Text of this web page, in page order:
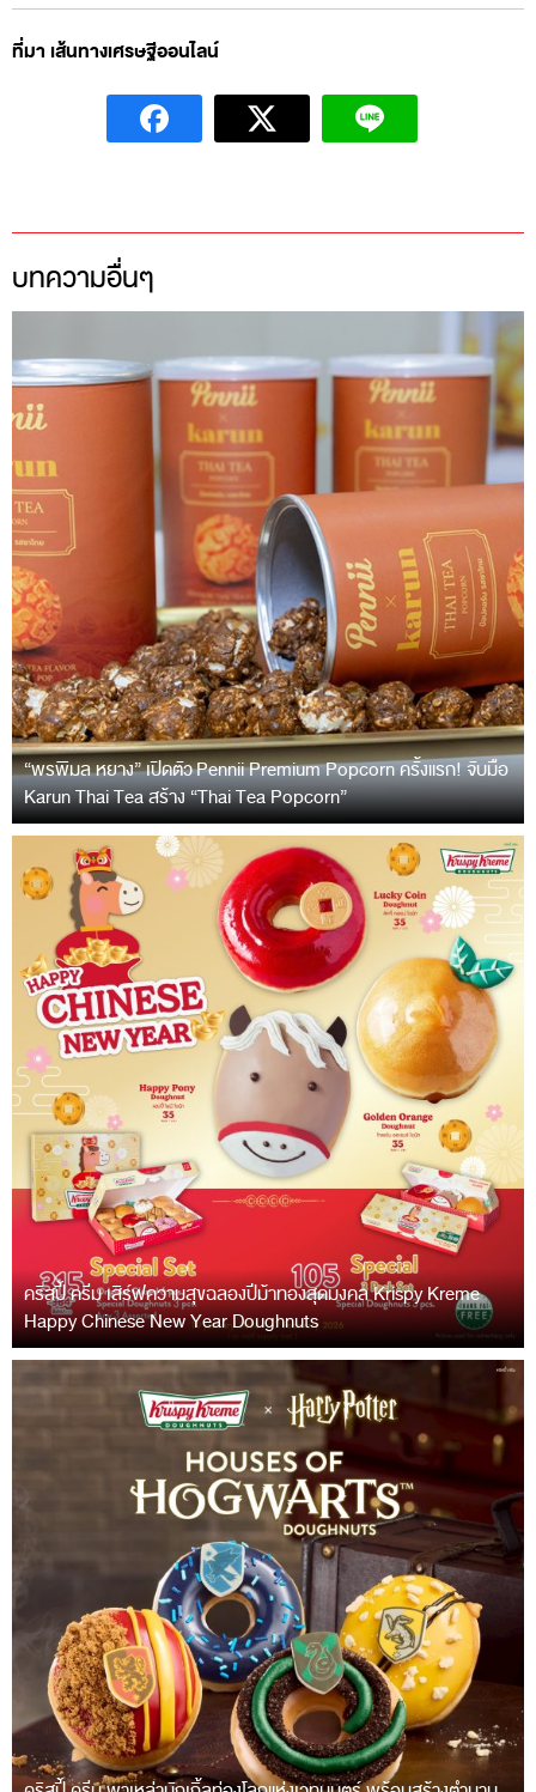
ที่มา เส้นทางเศรษฐีออนไลน์
บทความอื่นๆ
“พรพิมล หยาง” เปิดตัว Pennii Premium Popcorn ครั้งแรก! จับมือ
Karun Thai Tea สร้าง “Thai Tea Popcorn”
คริสปี้ ครีม เสิร์ฟความสุขฉลองปีม้าทองสุดมงคล Krispy Kreme
Happy Chinese New Year Doughnuts